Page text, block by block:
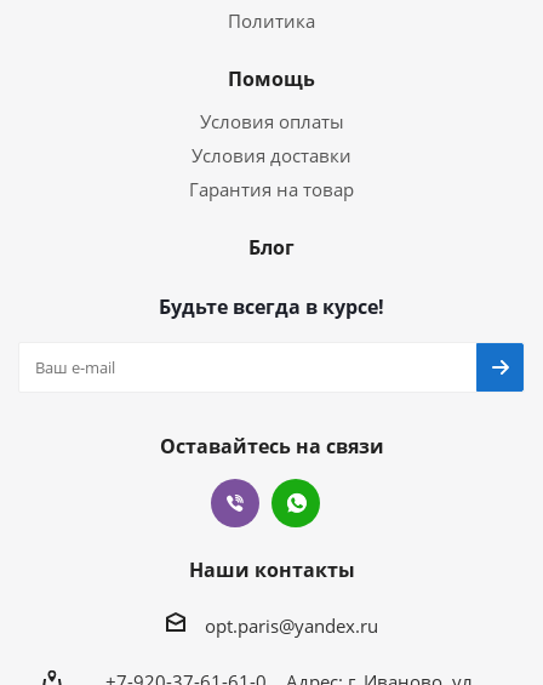
Политика
Помощь
Условия оплаты
Условия доставки
Гарантия на товар
Блог
Будьте всегда в курсе!
Оставайтесь на связи
Наши контакты
opt.paris@yandex.ru